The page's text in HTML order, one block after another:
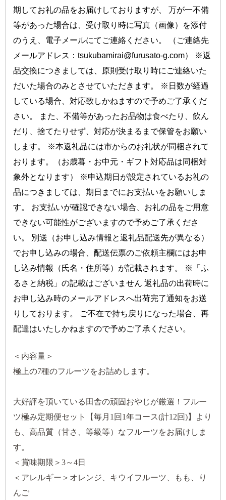
期してお礼の品をお届けしておりますが、 万が一不備
等があった場合は、受け取り時に写真（画像）を添付
のうえ、電子メールにてご連絡ください。 （ご連絡先
メールアドレス：tsukubamirai@furusato-g.com） ※返
品交換につきましては、原則受け取り時にご連絡いた
だいた場合のみとさせていただきます。 ※日数が経過
している場合、対応致しかねますので予めご了承くだ
さい。 また、不備等があったお品物は食べたり、飲ん
だり、捨てたりせず、対応が決まるまで保管をお願い
します。 ※本返礼品には市からのお礼状が同梱されて
おります。（お歳暮・お中元・ギフト対応品は同梱対
象外となります） ※申込期日が設定されているお礼の
品につきましては、期日までにお支払いをお願いしま
す。 お支払いが確認できない場合、お礼の品をご用意
できない可能性がございますので予めご了承くださ
い。
別送（お申し込み情報と返礼品配送先が異なる）
でお申し込みの場合、配送伝票のご依頼主欄にはお申
し込み情報（氏名・住所等）が記載されます。 ※「ふ
るさと納税」の記載はございません 返礼品の出荷時に
お申し込み時のメールアドレスへ出荷完了通知をお送
りしております。 ご不在で持ち戻りになった場合、再
配達はいたしかねますので予めご了承ください。
＜内容量＞
極上の7種のフルーツをお詰めします。
大好評を頂いている田舎の頑固おやじが厳選！フルー
ツ極み定期便セット【毎月1回1年コース(計12回)】より
も、高品質（甘さ、等級等）なフルーツをお届けしま
す。
＜賞味期限＞ 3～4日
＜アレルギー＞オレンジ、キウイフルーツ、もも、り
んご